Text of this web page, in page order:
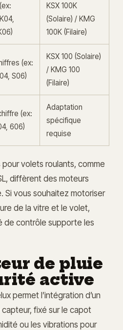
KSX 100K
(Solaire) / KMG
100K (Filaire)
(ex:
S06)
KSX 100 (Solaire)
/ KMG 100
(Filaire)
(ex:
606)
Adaptation
spécifique
requise
volets roulants, comme
diffèrent des moteurs
Si vous souhaitez motoriser
de la vitre et le volet,
de contrôle supporte les
de pluie
active
permet l’intégration d’un
fixé sur le capot
ou les vibrations pour